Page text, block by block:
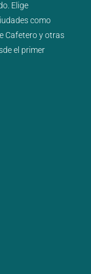
Elige
como
Cafeteroyotras
el primer